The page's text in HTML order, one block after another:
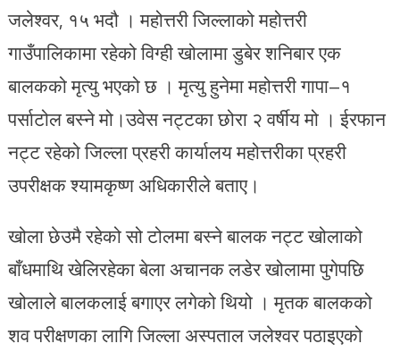
जलेश्वर, १५ भदौ । महोत्तरी जिल्लाको महोत्तरी
गाउँपालिकामा रहेको विग्ही खोलामा डुबेर शनिबार एक
बालकको मृत्यु भएको छ । मृत्यु हुनेमा महोत्तरी गापा–१
पर्साटोल बस्ने मो।उवेस नट्टका छोरा २ वर्षीय मो । ईरफान
नट्ट रहेको जिल्ला प्रहरी कार्यालय महोत्तरीका प्रहरी
उपरीक्षक श्यामकृष्ण अधिकारीले बताए।
खोला छेउमै रहेको सो टोलमा बस्ने बालक नट्ट खोलाको
बाँधमाथि खेलिरहेका बेला अचानक लडेर खोलामा पुगेपछि
खोलाले बालकलाई बगाएर लगेको थियो । मृतक बालकको
शव परीक्षणका लागि जिल्ला अस्पताल जलेश्वर पठाइएको